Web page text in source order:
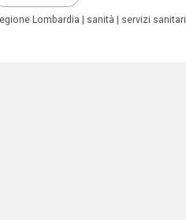
Lombardia sanità servizi sanitari